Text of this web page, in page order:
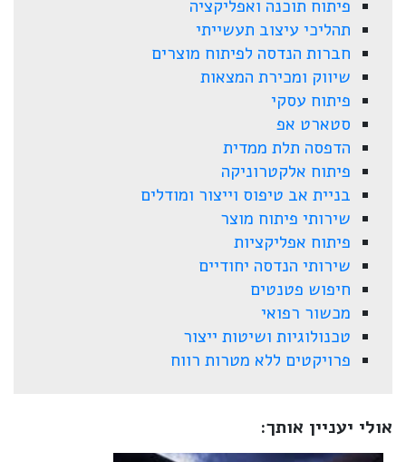
פיתוח תוכנה ואפליקציה
תהליכי עיצוב תעשייתי
חברות הנדסה לפיתוח מוצרים
שיווק ומכירת המצאות
פיתוח עסקי
סטארט אפ
הדפסה תלת ממדית
פיתוח אלקטרוניקה
בניית אב טיפוס וייצור ומודלים
שירותי פיתוח מוצר
פיתוח אפליקציות
שירותי הנדסה יחודיים
חיפוש פטנטים
מכשור רפואי
טכנולוגיות ושיטות ייצור
פרויקטים ללא מטרות רווח
אולי יעניין אותך: